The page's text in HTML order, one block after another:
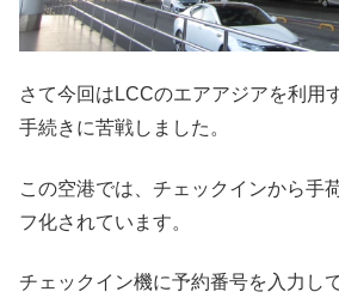
さて今回はLCCのエアアジアを利用
手続きに苦戦しました。
この空港では、チェックインから手
フ化されています。
チェックイン機に予約番号を入力し